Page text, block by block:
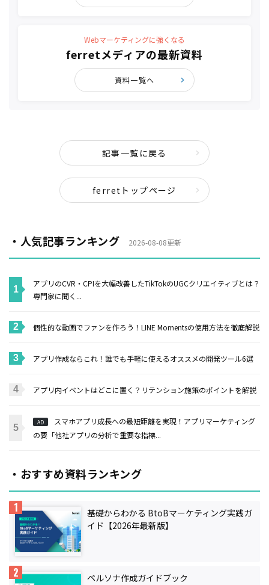
Webマーケティングに強くなる
ferretメディアの最新資料
資料一覧へ
記事一覧に戻る
ferretトップページ
・人気記事ランキング 2026-08-08更新
アプリのCVR・CPIを大幅改善したTikTokのUGCクリエイティブとは？
専門家に聞く...
個性的な動画でファンを作ろう！LINE Momentsの使用方法を徹底解説
アプリ作成ならこれ！誰でも手軽に使えるオススメの開発ツール6選
アプリ内イベントはどこに置く？リテンション施策のポイントを解説
AD
スマホアプリ成長への最短距離を実現！アプリマーケティング
の要「他社アプリの分析で重要な指標...
・おすすめ資料ランキング
基礎からわかる BtoBマーケティング実践ガ
イド【2026年最新版】
ペルソナ作成ガイドブック